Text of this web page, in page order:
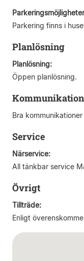
Parkering finns i
Planlösning
Planlösning:
Öppen planlösning.
Bra
Service
Närservice:
All tänkbar service
Övrigt
Tillträde:
Enligt